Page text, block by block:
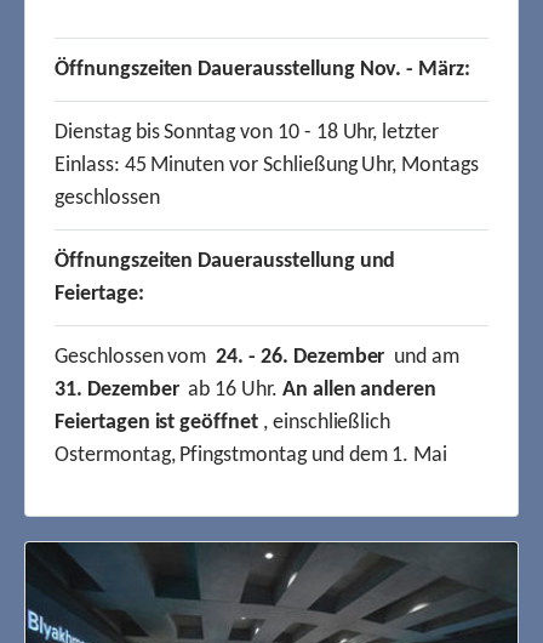
Öffnungszeiten Dauerausstellung Nov. - März:
Dienstag bis Sonntag von 10 - 18 Uhr, letzter
Einlass: 45 Minuten vor Schließung Uhr, Montags
geschlossen
Öffnungszeiten Dauerausstellung und
Feiertage:
Geschlossen vom24. - 26. Dezember und am
31. Dezemberab 16 Uhr. An allen anderen
Feiertagen ist geöffnet, einschließlich
Ostermontag, Pfingstmontag und dem 1. Mai